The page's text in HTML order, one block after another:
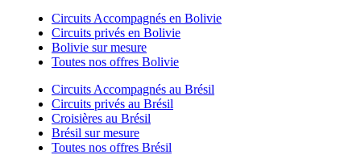
Circuits Accompagnés en Bolivie
Circuits privés en Bolivie
Bolivie sur mesure
Toutes nos offres Bolivie
Circuits Accompagnés au Brésil
Circuits privés au Brésil
Croisières au Brésil
Brésil sur mesure
Toutes nos offres Brésil